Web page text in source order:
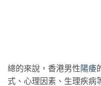
總的來說，香港男性陽痿
式、心理因素、生理疾病